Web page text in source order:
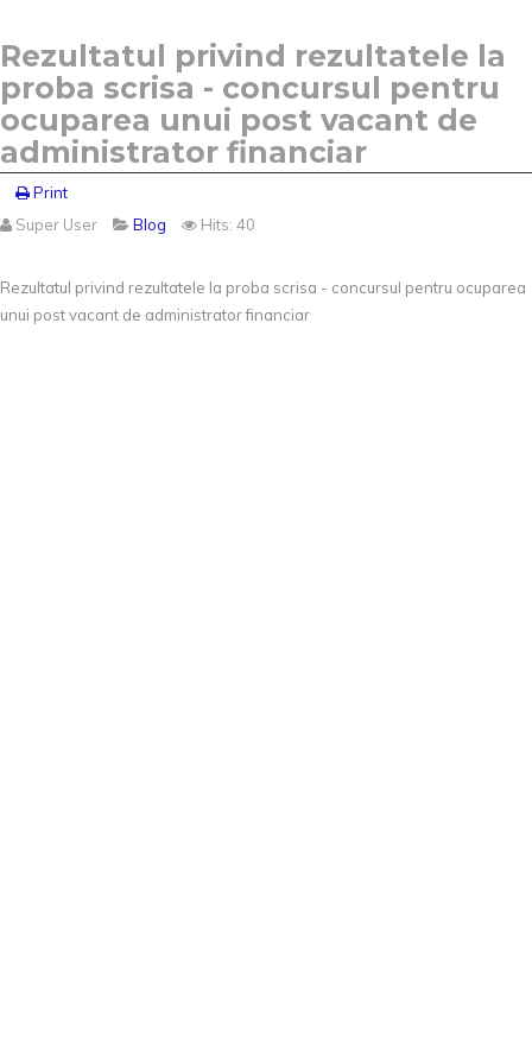
Rezultatul privind rezultatele la
proba scrisa - concursul pentru
ocuparea unui post vacant de
administrator financiar
Print
Super User
Blog Hits: 40
Rezultatul privind rezultatele la proba scrisa - concursul pentru ocuparea
unui post vacant de administrator financiar